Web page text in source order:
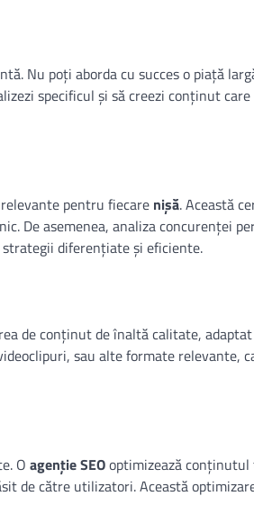
Nu poți aborda cu succes o piață
specificul și să creezi conținut care
pentru fiecare nișă. Această
De asemenea, analiza concurenței
diferențiate și eficiente.
de conținut de înaltă calitate,
sau alte formate relevante,
O agenție SEOoptimizează
de către utilizatori. Această